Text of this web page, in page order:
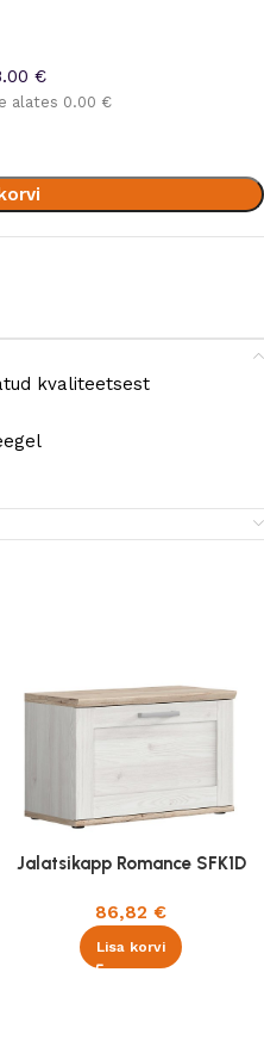
€
alates 0.00 €
kvaliteetsest
Jalatsikapp Romance SFK1D
86,82 €
Lisa korvi